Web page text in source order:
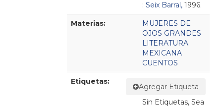
: Seix Barral, 1996.
Materias:
MUJERES DE
OJOS GRANDES
LITERATURA
MEXICANA
CUENTOS
Etiquetas:
Agregar Etiqueta
Sin Etiquetas, Sea